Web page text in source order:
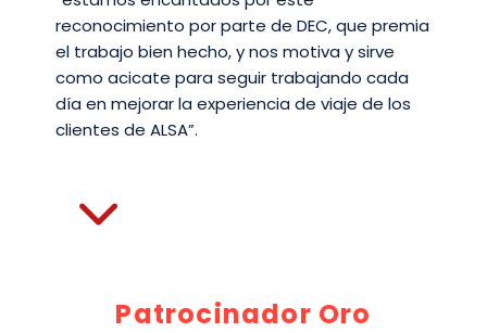
reconocimiento por parte de DEC, que premia
el trabajo bien hecho, y nos motiva y sirve
como acicate para seguir trabajando cada
día en mejorar la experiencia de viaje de los
clientes de ALSA”.
Patrocinador Oro